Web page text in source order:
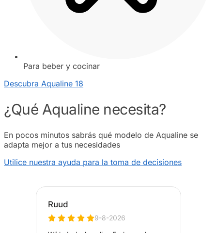
Para beber y cocinar
Descubra Aqualine 18
¿Qué Aqualine necesita?
En pocos minutos sabrás qué modelo de Aqualine se
adapta mejor a tus necesidades
Utilice nuestra ayuda para la toma de decisiones